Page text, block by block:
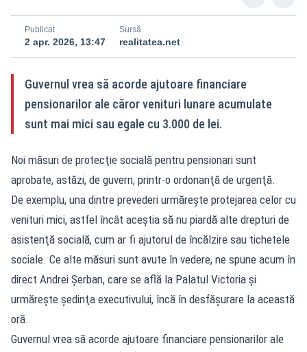
Publicat
2 apr. 2026, 13:47
Sursă
realitatea.net
Guvernul vrea să acorde ajutoare financiare
pensionarilor ale căror venituri lunare acumulate
sunt mai mici sau egale cu 3.000 de lei.
Noi măsuri de protecţie socială pentru pensionari sunt
aprobate, astăzi, de guvern, printr-o ordonanţă de urgenţă.
De exemplu, una dintre prevederi urmăreşte protejarea celor cu
venituri mici, astfel încât aceştia să nu piardă alte drepturi de
asistenţă socială, cum ar fi ajutorul de încălzire sau tichetele
sociale. Ce alte măsuri sunt avute în vedere, ne spune acum în
direct Andrei Şerban, care se află la Palatul Victoria şi
urmăreşte şedinţa executivului, încă în desfăşurare la această
oră.
Guvernul vrea să acorde ajutoare financiare pensionarilor ale